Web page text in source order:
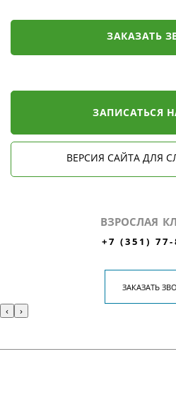
ЗАКАЗАТЬ
ЗАПИСАТЬСЯ
ВЕРСИЯ САЙТА ДЛЯ
ВЗРОСЛАЯ
+7 (351) 77-
ЗАКАЗАТЬ
‹ ›